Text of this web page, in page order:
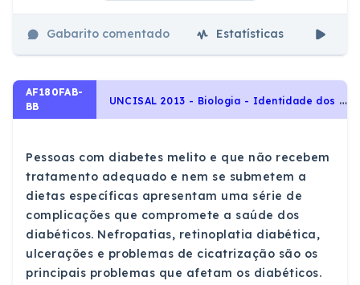
Gabarito comentado Estatísticas
AF180FAB-
BB
U
NCISAL 2013 - Biologia - Identidade dos seres vivos, Sistema Endócrino Humano
Pessoas com diabetes melito e que não recebem
tratamento adequado e nem se submetem a
dietas específicas apresentam uma série de
complicações que compromete a saúde dos
diabéticos. Nefropatias, retinoplatia diabética,
ulcerações e problemas de cicatrização são os
principais problemas que afetam os diabéticos.